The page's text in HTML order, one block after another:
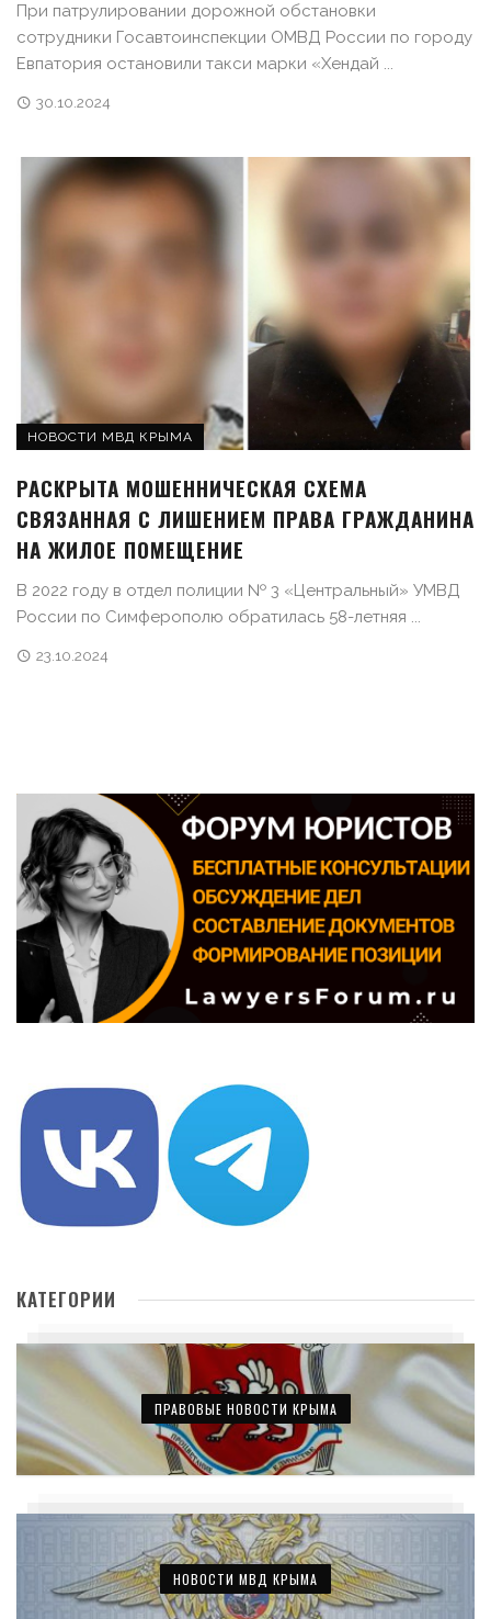
При патрулировании дорожной обстановки
сотрудники Госавтоинспекции ОМВД России по городу
Евпатория остановили такси марки «Хендай ...
30.10.2024
НОВОСТИ МВД КРЫМА
РАСКРЫТА МОШЕННИЧЕСКАЯ СХЕМА
СВЯЗАННАЯ С ЛИШЕНИЕМ ПРАВА ГРАЖДАНИНА
НА ЖИЛОЕ ПОМЕЩЕНИЕ
В 2022 году в отдел полиции № 3 «Центральный» УМВД
России по Симферополю обратилась 58-летняя ...
23.10.2024
КАТЕГОРИИ
ПРАВОВЫЕ НОВОСТИ КРЫМА
НОВОСТИ МВД КРЫМА